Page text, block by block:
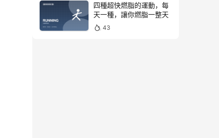
四種超快燃脂的運動，每
天一種，讓你燃脂一整天
43